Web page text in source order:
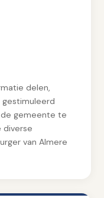
delen,
gestimuleerd
de gemeente te
diverse
van Almere